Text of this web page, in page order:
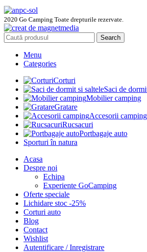
2020 Go Camping Toate drepturile rezervate.
Search
Menu
Categories
Corturi
Saci de
Mobilier camping
Gratare
Accesorii camping
Rucsacuri
Portbagaje auto
Sporturi în natura
Acasa
Despre noi
Echipa
Experiente GoCamping
Oferte speciale
Lichidare stoc -25%
Corturi auto
Blog
Contact
Wishlist
Autentificare / Inregistrare